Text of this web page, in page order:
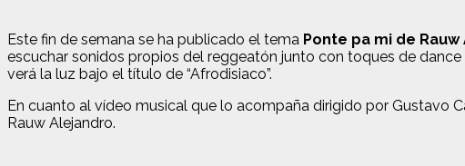
Este fin de semana se ha publicado el tema Ponte pa mi de
escuchar sonidos propios del reggeatón junto con toques de
verá la luz bajo el título de “Afrodisiaco”.
En cuanto al vídeo musical que lo acompaña dirigido por Gustavo
Rauw Alejandro.